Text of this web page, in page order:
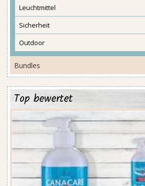
Leuchtmittel
Sicherheit
Outdoor
Bundles
Top bewertet